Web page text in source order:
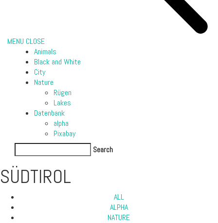
MENU CLOSE
Animals
Black and White
City
Nature
Rügen
Lakes
Datenbank
alpha
Pixabay
Search
SÜDTIROL
ALL
ALPHA
NATURE